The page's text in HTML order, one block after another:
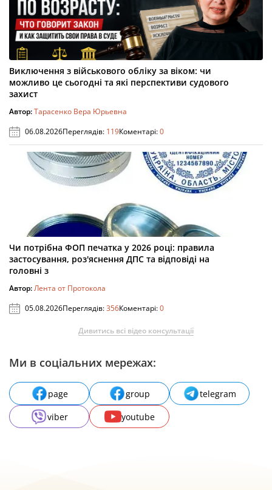
Виключення з військового обліку за віком: чи
можливо це сьогодні та які перспективи судового
захист
Автор:Тарасенко Вера Юрьевна
06.08.2026Переглядів: 119Коментарі:0
Чи потрібна ФОП печатка у 2026 році: правила
застосування, роз'яснення ДПС та відповіді на
головні з
Автор:Лента от Протокола
05.08.2026Переглядів:356Коментарі:0
Дивитись всі відео консультації
Ми в соціальних мережах:
page group
telegram
viber
youtube